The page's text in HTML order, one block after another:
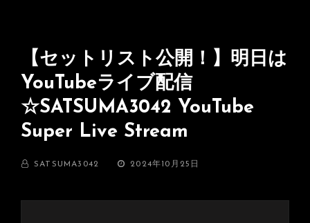
【セットリスト公開！】明日は
YouTubeライブ配信
☆SATSUMA3042 YouTube
Super Live Stream
BY SATSUMA3042
投
2024年10月25日